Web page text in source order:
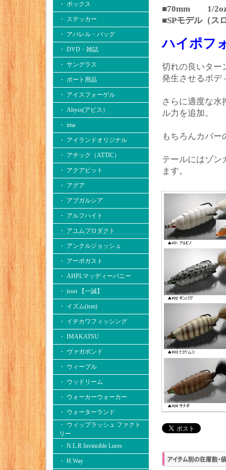
・ ボックス
・ ステッカー
・ アパレル・バッグ
・ DVD・雑誌
・ サングラス
・ ボート用品
・ アイスフォーゲル
・ Abyss(アビス）
・ ima
・ アイランドオリジナル
・ アチック（ATTIC）
・ アクアビット
・ アグア
・ アブガルシア
・ アルフハイト
・ アユムプロダクト
・ アンクルジョッシュ
・ アーボガスト
・ AHPLマッディーバニー
・ issei 【一誠】
・ イズム(ism)
・ イチカワフィッシング
・ IMAKATSU
・ ヴァガボンド
・ ウィーブル
・ ウッドリーム
・ ウォーカーウォーカー
・ ウォーターランド
・ ウィップラッシュ ファクト
リー
・ N.L.R Invincible Lures
・ H.Way
■70mm 1/
■SPモデル（ス
ハイポフ
切れの良いター
発生させるボデ
さらに適度な水
ル力を追加。
もちろんカバー
テールにはゾン
ます。